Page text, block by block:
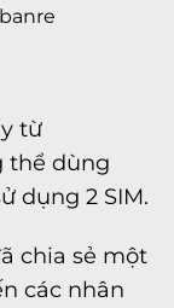
từ
thể dùng
dụng 2 SIM.
chia sẻ một
các nhân